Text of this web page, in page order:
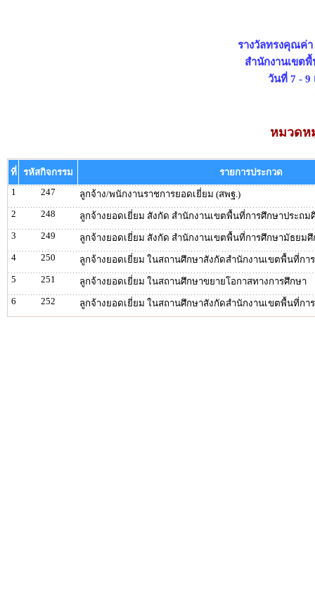
รางวัลทรงคุณค่า
สำนักงานเขต
วันที่ 7 - 9
หมวดห
ที่ รหัสกิจกรรม
รายการประกวด
1
247
ลูกจ้าง/พนักงานราชการยอดเยี่ยม (สพฐ.)
2
248
ลูกจ้างยอดเยี่ยม สังกัด สำนักงานเขตพื้นที่การศึกษาประถม
3
249
ลูกจ้างยอดเยี่ยม สังกัด สำนักงานเขตพื้นที่การศึกษามัธยมศึ
4
250
ลูกจ้างยอดเยี่ยม ในสถานศึกษาสังกัดสำนักงานเขตพื้นที่กา
5
251
ลูกจ้างยอดเยี่ยม ในสถานศึกษาขยายโอกาสทางการศึกษา
6
252 ลูกจ้างยอดเยี่ยม ในสถานศึกษาสังกัดสำนักงานเขตพื้นที่กา